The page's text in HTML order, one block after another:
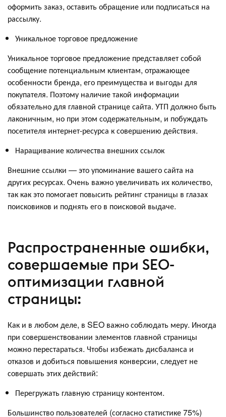
оформить заказ, оставить обращение или подписаться на
рассылку.
Уникальное торговое предложение
Уникальное торговое предложение представляет собой
сообщение потенциальным клиентам, отражающее
особенности бренда, его преимущества и выгоды для
покупателя. Поэтому наличие такой информации
обязательно для главной странице сайта. УТП должно быть
лаконичным, но при этом содержательным, и побуждать
посетителя интернет-ресурса к совершению действия.
Наращивание количества внешних ссылок
Внешние ссылки — это упоминание вашего сайта на
других ресурсах. Очень важно увеличивать их количество,
так как это помогает повысить рейтинг страницы в глазах
поисковиков и поднять его в поисковой выдаче.
Распространенные ошибки,
совершаемые при SEO-
оптимизации главной
страницы:
Как и в любом деле, в SEO важно соблюдать меру. Иногда
при совершенствовании элементов главной страницы
можно перестараться. Чтобы избежать дисбаланса и
отказов и добиться повышения конверсии, следует не
совершать этих действий:
Перегружать главную страницу контентом.
Большинство пользователей (согласно статистике 75%)